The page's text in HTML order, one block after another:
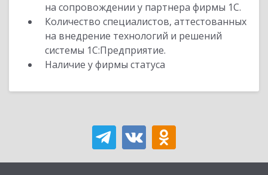
на сопровождении у партнера фирмы 1С.
Количество специалистов, аттестованных
на внедрение технологий и решений
системы 1С:Предприятие.
Наличие у фирмы статуса